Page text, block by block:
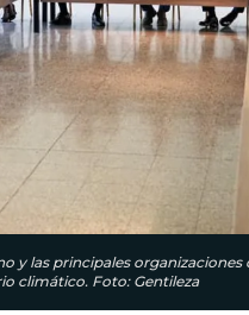
y las principales
climático. Foto: Gentileza